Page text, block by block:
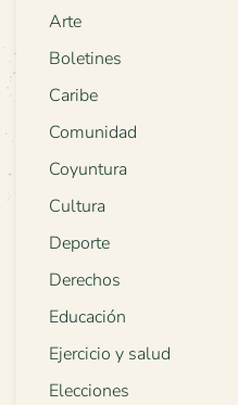
Arte
Boletines
Caribe
Comunidad
Coyuntura
Cultura
Deporte
Derechos
Educación
Ejercicio y salud
Elecciones